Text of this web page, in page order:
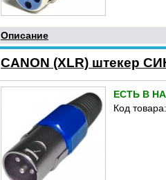
Описание
CANON (XLR) штекер
ЕСТЬ В
Код товара: